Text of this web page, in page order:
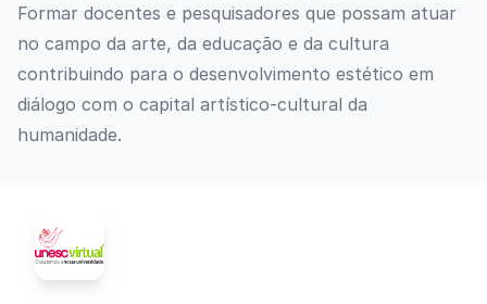
Formar docentes e pesquisadores que possam atuar
no campo da arte, da educação e da cultura
contribuindo para o desenvolvimento estético em
diálogo com o capital artístico-cultural da
humanidade.